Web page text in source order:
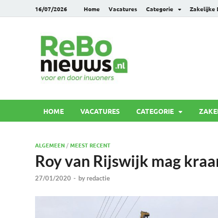
16/07/2026 Home Vacatures Categorie Zakelijke
HOME VACATURES CATEGORIE
ALGEMEEN /MEEST RECENT
Roy van Rijswijk mag
27/01/2020 - by redactie